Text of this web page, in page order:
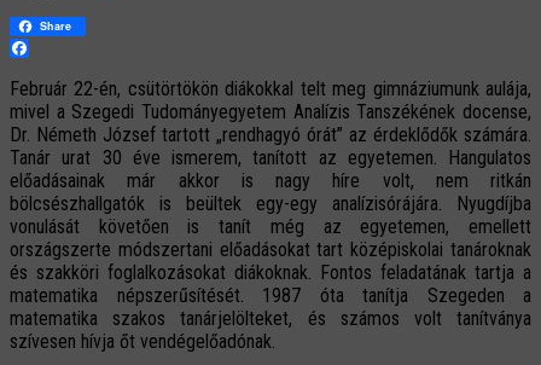
Share
Február 22-én, csütörtökön diákokkal telt meg gimnáziumunk aulája,
mivel a Szegedi Tudományegyetem Analízis Tanszékének docense,
Dr. Németh József tartott „rendhagyó órát” az érdeklődők számára.
Tanár urat 30 éve ismerem, tanított az egyetemen. Hangulatos
előadásainak már akkor is nagy híre volt, nem ritkán
bölcsészhallgatók is beültek egy-egy analízisórájára. Nyugdíjba
vonulását követően is tanít még az egyetemen, emellett
országszerte módszertani előadásokat tart középiskolai tanároknak
és szakköri foglalkozásokat diákoknak. Fontos feladatának tartja a
matematika népszerűsítését. 1987 óta tanítja Szegeden a
matematika szakos tanárjelölteket, és számos volt tanítványa
szívesen hívja őt vendégelőadónak.